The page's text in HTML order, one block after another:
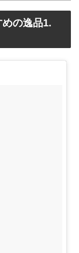
めの逸品1.